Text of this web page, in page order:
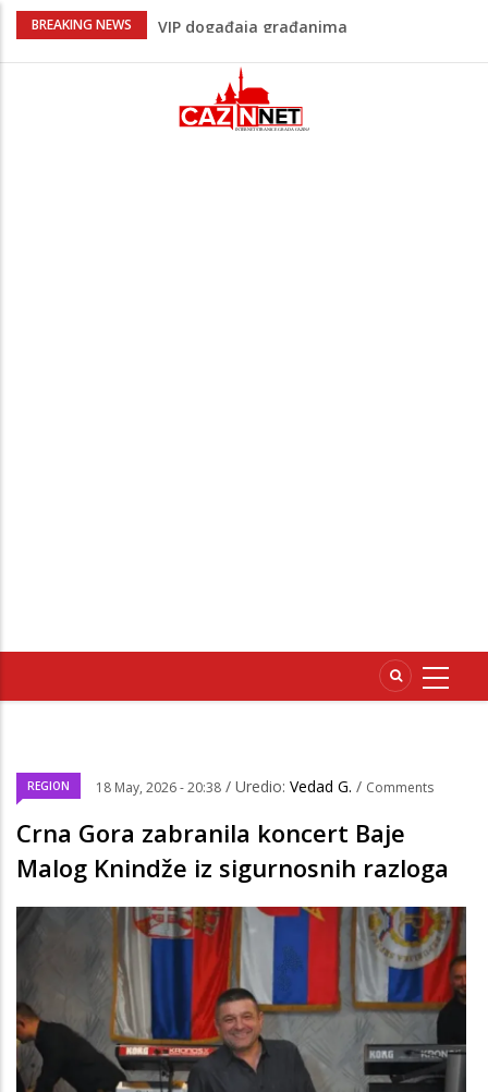
BREAKING NEWS
Lepa Brena pala na koncertu u Budvi
na njenom koncertu ako nije pala"
Na Ahiret preselio BEKTAŠEVIĆ (HUSEIN)
HUSEIN-BEKTAŠ
REGION 18 May, 2026 - 20:38 / Uredio: Vedad G. / Comments
Crna Gora zabranila koncert Baje
Malog Knindže iz sigurnosnih razloga